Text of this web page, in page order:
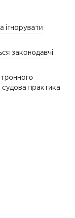
ігнорувати
законодавчі
судова практика